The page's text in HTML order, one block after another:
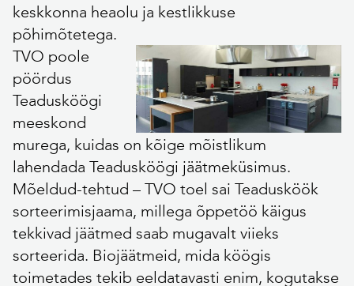
keskkonna heaolu ja kestlikkuse
põhimõtetega.
TVO poole
pöördus
Teadusköögi
meeskond
murega, kuidas on kõige mõistlikum
lahendada Teadusköögi jäätmeküsimus.
Mõeldud-tehtud – TVO toel sai Teadusköök
sorteerimisjaama, millega õppetöö käigus
tekkivad jäätmed saab mugavalt viieks
sorteerida. Biojäätmeid, mida köögis
toimetades tekib eeldatavasti enim, kogutakse